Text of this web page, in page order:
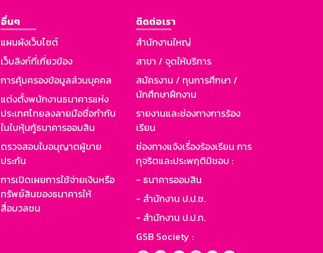
อื่นๆ
แผนผังเว็บไซต์
เว็บลิงก์ที่เกี่ยวข้อง
การคุ้มครองข้อมูลส่วนบุคคล
แต่งตั้งพนักงานธนาคารแห่ง
ประเทศไทยลงลายมือชื่อกำกับ
ในใบหุ้นกู้ธนาคารออมสิน
ตรวจสอบใบอนุญาตผู้ขาย
ประกัน
การเปิดเผยการใช้จ่ายเงินหรือ
ทรัพย์สินของธนาคารให้
สื่อมวลชน
ติดต่อเรา
สำนักงานใหญ่
สาขา / จุดให้บริการ
สมัครงาน / ทุนการศึกษา /
นักศึกษาฝึกงาน
รายงานและช่องทางการร้อง
เรียน
ช่องทางแจ้งเรื่องร้องเรียน การ
ทุจริตและประพฤติมิชอบ :
- ธนาคารออมสิน
- สำนักงาน ป.ป.ช.
- สำนักงาน ป.ป.ท.
GSB Society :